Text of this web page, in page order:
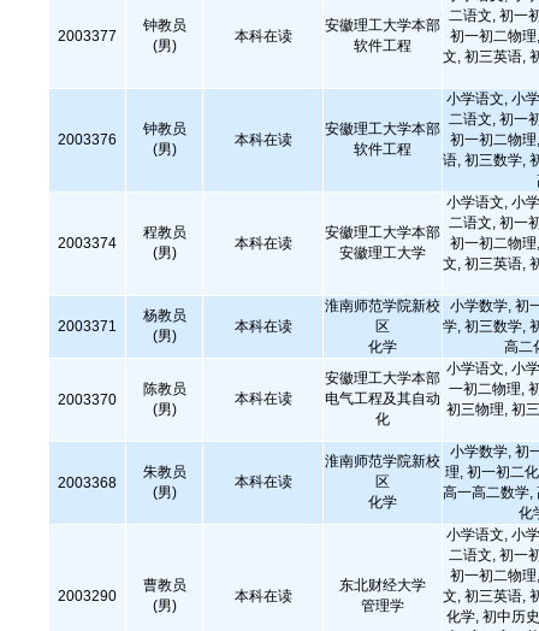
2003377
钟教员
(男)
本科在读
安徽理工大学本部
软件工程
二语文, 初一
初一初二物
文, 初三英语,
2003376
钟教员
(男)
本科在读
安徽理工大学本部
软件工程
小学语文, 小
二语文, 初一
初一初二物
语, 初三数学,
2003374
程教员
(男)
本科在读
安徽理工大学本部
安徽理工大学
小学语文, 小
二语文, 初一
初一初二物
文, 初三英语,
2003371
杨教员
(男)
本科在读
淮南师范学院新校
区
化学
小学数学, 初
学, 初三数学,
高二
2003370
陈教员
(男)
本科在读
安徽理工大学本部
电气工程及其自动
化
小学语文, 小
一初二物理,
初三物理, 初
2003368
朱教员
(男)
本科在读
淮南师范学院新校
区
化学
小学数学, 初
理, 初一初二
高一高二数学,
化
2003290
曹教员
(男)
本科在读
东北财经大学
管理学
小学语文, 小
二语文, 初一
初一初二物
文, 初三英语,
化学, 初中历